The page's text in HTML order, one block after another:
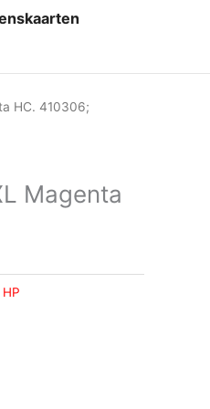
HC. 410306;
Magenta
HP